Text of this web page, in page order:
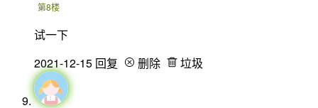
第8楼
试一下
2021-12-15 回复 删除 垃圾